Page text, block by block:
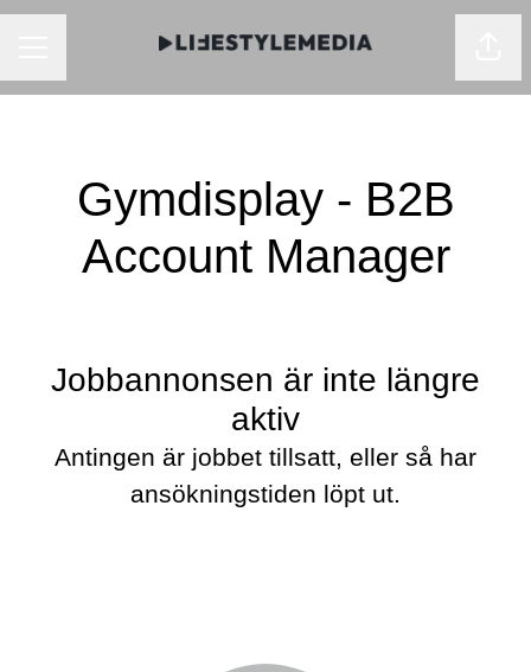
Gymdisplay - B2B
Account Manager
Jobbannonsen är inte längre
aktiv
Antingen är jobbet tillsatt, eller så har
ansökningstiden löpt ut.